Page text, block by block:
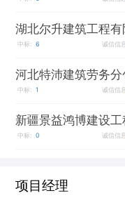
湖北尔升建筑工程有
中标: 6 诚信信
河北特沛建筑劳务分
中标: 1 诚信信
新疆景益鸿博建设工
中标: 0 诚信信
项目经理